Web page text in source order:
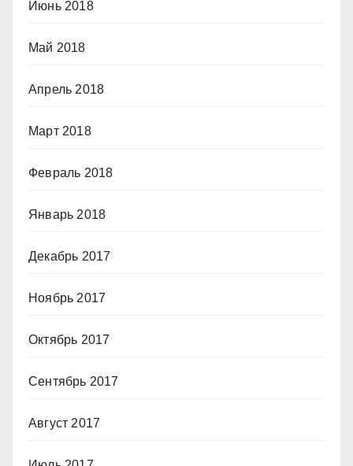
Июнь 2018
Май 2018
Апрель 2018
Март 2018
Февраль 2018
Январь 2018
Декабрь 2017
Ноябрь 2017
Октябрь 2017
Сентябрь 2017
Август 2017